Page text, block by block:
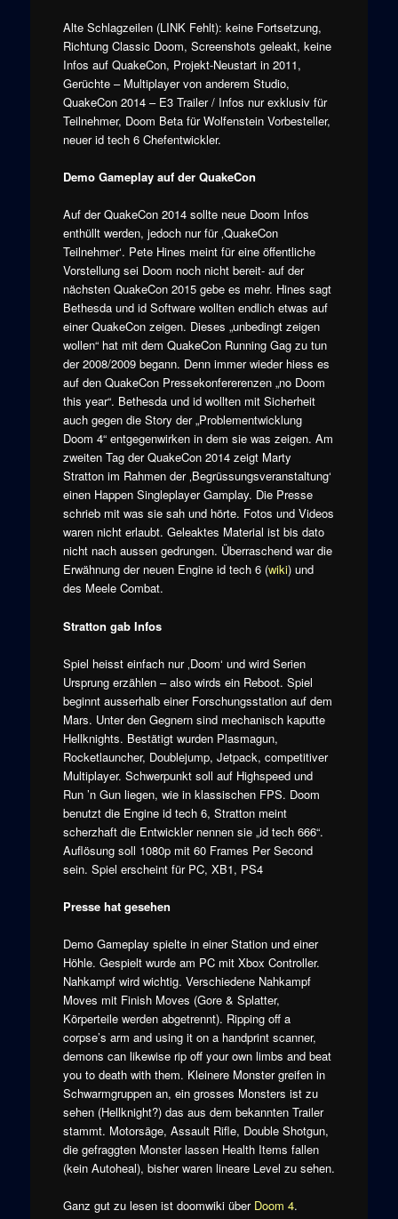
Alte Schlagzeilen (LINK Fehlt): keine Fortsetzung,
Richtung Classic Doom, Screenshots geleakt, keine
Infos auf QuakeCon, Projekt-Neustart in 2011,
Gerüchte – Multiplayer von anderem Studio,
QuakeCon 2014 – E3 Trailer / Infos nur exklusiv für
Teilnehmer, Doom Beta für Wolfenstein Vorbesteller,
neuer id tech 6 Chefentwickler.
Demo Gameplay auf der QuakeCon
Auf der QuakeCon 2014 sollte neue Doom Infos
enthüllt werden, jedoch nur für ‚QuakeCon
Teilnehmer‘. Pete Hines meint für eine öffentliche
Vorstellung sei Doom noch nicht bereit- auf der
nächsten QuakeCon 2015 gebe es mehr. Hines sagt
Bethesda und id Software wollten endlich etwas auf
einer QuakeCon zeigen. Dieses „unbedingt zeigen
wollen“ hat mit dem QuakeCon Running Gag zu tun
der 2008/2009 begann. Denn immer wieder hiess es
auf den QuakeCon Pressekonfererenzen „no Doom
this year“. Bethesda und id wollten mit Sicherheit
auch gegen die Story der „Problementwicklung
Doom 4“ entgegenwirken in dem sie was zeigen. Am
zweiten Tag der QuakeCon 2014 zeigt Marty
Stratton im Rahmen der ‚Begrüssungsveranstaltung‘
einen Happen Singleplayer Gamplay. Die Presse
schrieb mit was sie sah und hörte. Fotos und Videos
waren nicht erlaubt. Geleaktes Material ist bis dato
nicht nach aussen gedrungen. Überraschend war die
Erwähnung der neuen Engine id tech 6 (wiki) und
des Meele Combat.
Stratton gab Infos
Spiel heisst einfach nur ‚Doom‘ und wird Serien
Ursprung erzählen – also wirds ein Reboot. Spiel
beginnt ausserhalb einer Forschungsstation auf dem
Mars. Unter den Gegnern sind mechanisch kaputte
Hellknights. Bestätigt wurden Plasmagun,
Rocketlauncher, Doublejump, Jetpack, competitiver
Multiplayer. Schwerpunkt soll auf Highspeed und
Run ’n Gun liegen, wie in klassischen FPS. Doom
benutzt die Engine id tech 6, Stratton meint
scherzhaft die Entwickler nennen sie „id tech 666“.
Auflösung soll 1080p mit 60 Frames Per Second
sein. Spiel erscheint für PC, XB1, PS4
Presse hat gesehen
Demo Gameplay spielte in einer Station und einer
Höhle. Gespielt wurde am PC mit Xbox Controller.
Nahkampf wird wichtig. Verschiedene Nahkampf
Moves mit Finish Moves (Gore & Splatter,
Körperteile werden abgetrennt). Ripping off a
corpse’s arm and using it on a handprint scanner,
demons can likewise rip off your own limbs and beat
you to death with them. Kleinere Monster greifen in
Schwarmgruppen an, ein grosses Monsters ist zu
sehen (Hellknight?) das aus dem bekannten Trailer
stammt. Motorsäge, Assault Rifle, Double Shotgun,
die gefraggten Monster lassen Health Items fallen
(kein Autoheal), bisher waren lineare Level zu sehen.
Ganz gut zu lesen ist doomwiki über Doom 4.